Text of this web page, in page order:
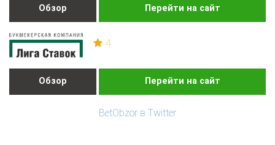
Обзор Перейти на сайт
4
Обзор Перейти на сайт
BetObzor в Twitter